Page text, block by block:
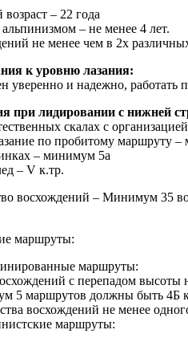
– 22 года
– не менее 4 лет.
не менее чем в 2х
к уровню лазания:
уверенно и надежно, работать
при лидировании с нижней
скалах с
по пробитому маршруту
– минимум 5а
– V к.тр.
восхождений – Минимум 35
маршруты:
маршруты:
с перепадом высоты
5 маршрутов должны быть 4Б
восхождений не менее
маршруты: